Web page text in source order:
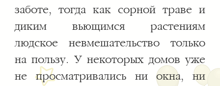
заботе, тогда как сорной траве и
диким вьющимся растениям
людское невмешательство только
на пользу. У некоторых домов уже
не просматривались ни окна, ни